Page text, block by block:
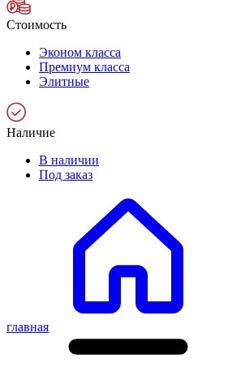
Стоимость
Эконом класса
Премиум класса
Элитные
Наличие
В наличии
Под заказ
главная